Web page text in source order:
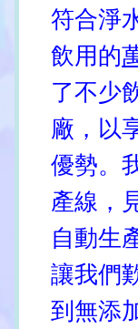
符合淨
飲用的
了不少
廠，以
優勢。
產線，
自動生
讓我們
到無添